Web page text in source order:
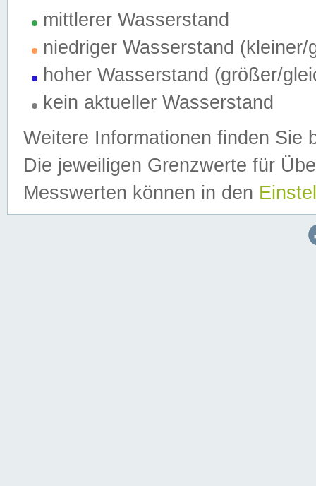
mittlerer Wasserstand
niedriger Wasserstand (kleiner/
hoher Wasserstand (größer/
kein aktueller Wasserstand
Weitere Informationen finden Sie
Die jeweiligen Grenzwerte für
Messwerten können in den